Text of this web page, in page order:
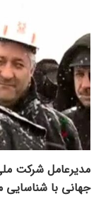
مدیرعامل شرکت
جهانی با